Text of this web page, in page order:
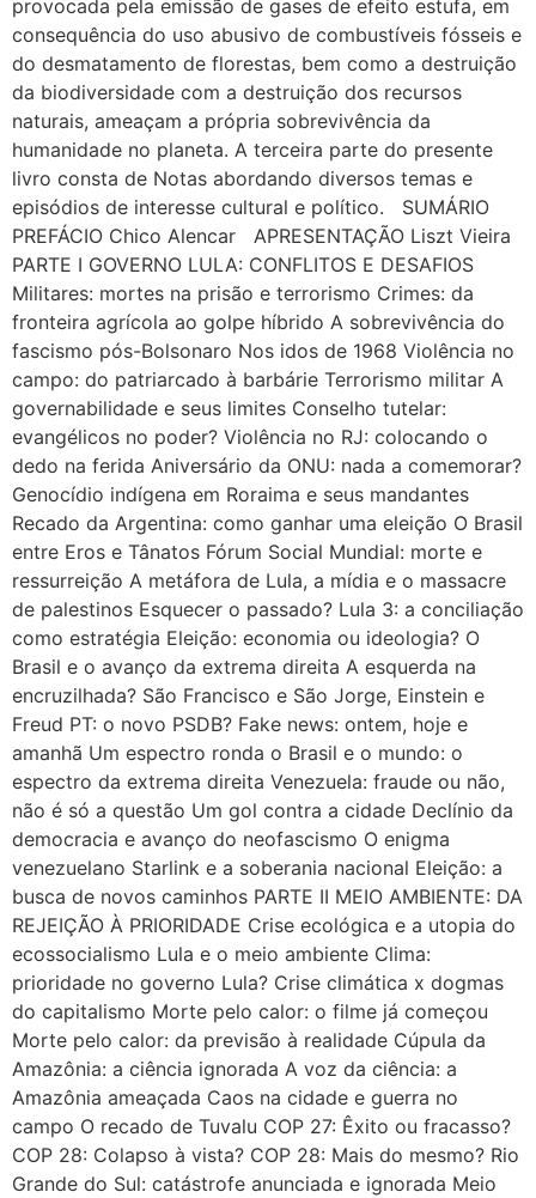
provocada pela emissão de gases de efeito estufa, em
consequência do uso abusivo de combustíveis fósseis e
do desmatamento de florestas, bem como a destruição
da biodiversidade com a destruição dos recursos
naturais, ameaçam a própria sobrevivência da
humanidade no planeta. A terceira parte do presente
livro consta de Notas abordando diversos temas e
episódios de interesse cultural e político. SUMÁRIO
PREFÁCIO Chico Alencar APRESENTAÇÃO Liszt Vieira
PARTE I GOVERNO LULA: CONFLITOS E DESAFIOS
Militares: mortes na prisão e terrorismo Crimes: da
fronteira agrícola ao golpe híbrido A sobrevivência do
fascismo pós-Bolsonaro Nos idos de 1968 Violência no
campo: do patriarcado à barbárie Terrorismo militar A
governabilidade e seus limites Conselho tutelar:
evangélicos no poder? Violência no RJ: colocando o
dedo na ferida Aniversário da ONU: nada a comemorar?
Genocídio indígena em Roraima e seus mandantes
Recado da Argentina: como ganhar uma eleição O Brasil
entre Eros e Tânatos Fórum Social Mundial: morte e
ressurreição A metáfora de Lula, a mídia e o massacre
de palestinos Esquecer o passado? Lula 3: a conciliação
como estratégia Eleição: economia ou ideologia? O
Brasil e o avanço da extrema direita A esquerda na
encruzilhada? São Francisco e São Jorge, Einstein e
Freud PT: o novo PSDB? Fake news: ontem, hoje e
amanhã Um espectro ronda o Brasil e o mundo: o
espectro da extrema direita Venezuela: fraude ou não,
não é só a questão Um gol contra a cidade Declínio da
democracia e avanço do neofascismo O enigma
venezuelano Starlink e a soberania nacional Eleição: a
busca de novos caminhos PARTE II MEIO AMBIENTE: DA
REJEIÇÃO À PRIORIDADE Crise ecológica e a utopia do
ecossocialismo Lula e o meio ambiente Clima:
prioridade no governo Lula? Crise climática x dogmas
do capitalismo Morte pelo calor: o filme já começou
Morte pelo calor: da previsão à realidade Cúpula da
Amazônia: a ciência ignorada A voz da ciência: a
Amazônia ameaçada Caos na cidade e guerra no
campo O recado de Tuvalu COP 27: Êxito ou fracasso?
COP 28: Colapso à vista? COP 28: Mais do mesmo? Rio
Grande do Sul: catástrofe anunciada e ignorada Meio